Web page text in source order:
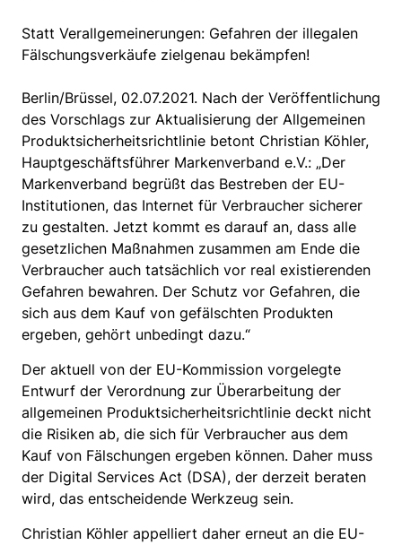
Statt Verallgemeinerungen: Gefahren der illegalen
Fälschungsverkäufe zielgenau bekämpfen!
Berlin/Brüssel, 02.07.2021. Nach der Veröffentlichung
des Vorschlags zur Aktualisierung der Allgemeinen
Produktsicherheitsrichtlinie betont Christian Köhler,
Hauptgeschäftsführer Markenverband e.V.: „Der
Markenverband begrüßt das Bestreben der EU-
Institutionen, das Internet für Verbraucher sicherer
zu gestalten. Jetzt kommt es darauf an, dass alle
gesetzlichen Maßnahmen zusammen am Ende die
Verbraucher auch tatsächlich vor real existierenden
Gefahren bewahren. Der Schutz vor Gefahren, die
sich aus dem Kauf von gefälschten Produkten
ergeben, gehört unbedingt dazu.“
Der aktuell von der EU-Kommission vorgelegte
Entwurf der Verordnung zur Überarbeitung der
allgemeinen Produktsicherheitsrichtlinie deckt nicht
die Risiken ab, die sich für Verbraucher aus dem
Kauf von Fälschungen ergeben können. Daher muss
der Digital Services Act (DSA), der derzeit beraten
wird, das entscheidende Werkzeug sein.
Christian Köhler appelliert daher erneut an die EU-